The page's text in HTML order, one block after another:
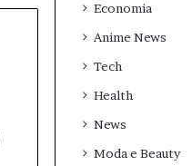
Economia
Anime News
Tech
Health
News
Moda e Beauty